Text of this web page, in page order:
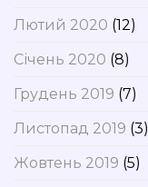
Лютий 2020 (12)
Січень 2020 (8)
Грудень 2019 (7)
Листопад 2019 (3)
Жовтень 2019 (5)